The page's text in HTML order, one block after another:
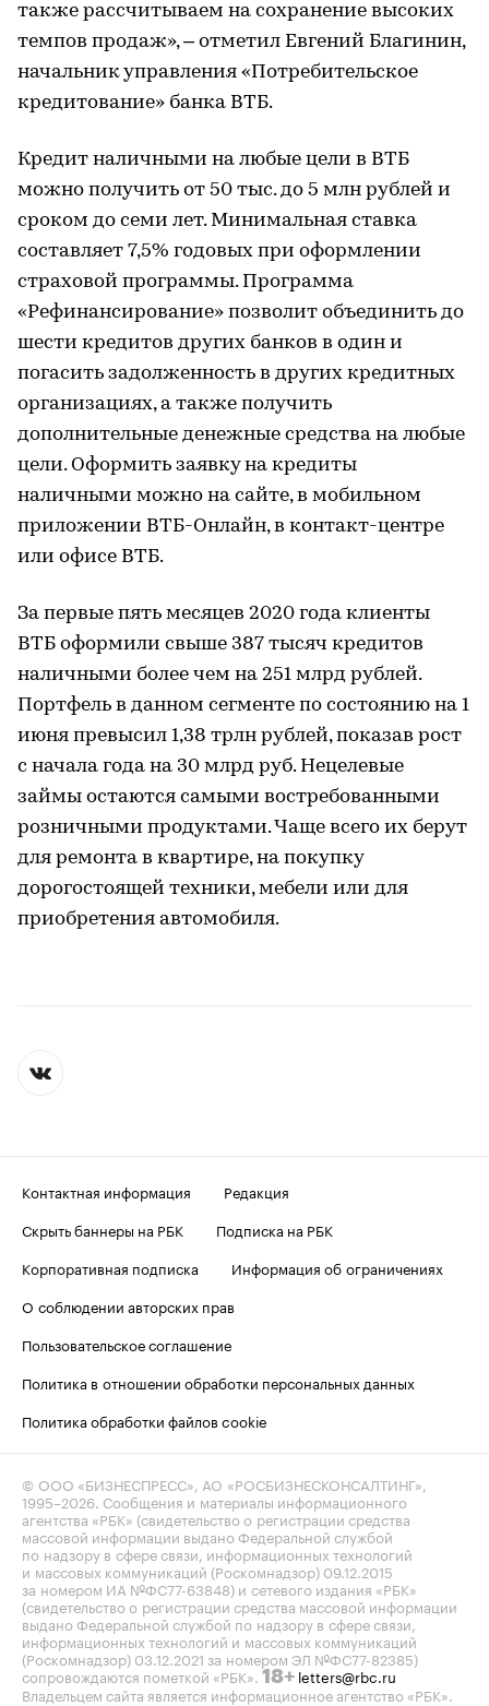
также рассчитываем на сохранение высоких
темпов продаж», – отметил Евгений Благинин,
начальник управления «Потребительское
кредитование» банка ВТБ.
Кредит наличными на любые цели в ВТБ
можно получить от 50 тыс. до 5 млн рублей и
сроком до семи лет. Минимальная ставка
составляет 7,5% годовых при оформлении
страховой программы. Программа
«Рефинансирование» позволит объединить до
шести кредитов других банков в один и
погасить задолженность в других кредитных
организациях, а также получить
дополнительные денежные средства на любые
цели. Оформить заявку на кредиты
наличными можно на сайте, в мобильном
приложении ВТБ-Онлайн, в контакт-центре
или офисе ВТБ.
За первые пять месяцев 2020 года клиенты
ВТБ оформили свыше 387 тысяч кредитов
наличными более чем на 251 млрд рублей.
Портфель в данном сегменте по состоянию на 1
июня превысил 1,38 трлн рублей, показав рост
с начала года на 30 млрд руб. Нецелевые
займы остаются самыми востребованными
розничными продуктами. Чаще всего их берут
для ремонта в квартире, на покупку
дорогостоящей техники, мебели или для
приобретения автомобиля.
Контактная информация
Редакция
Скрыть баннеры на РБК
Подписка на РБК
Корпоративная подписка
Информация об ограничениях
О соблюдении авторских прав
Пользовательское соглашение
Политика в отношении обработки персональных данных
Политика обработки файлов cookie
© ООО «БИЗНЕСПРЕСС», АО «РОСБИЗНЕСКОНСАЛТИНГ»,
1995–2026. Сообщения и материалы информационного
агентства «РБК» (свидетельство о регистрации средства
массовой информации выдано Федеральной службой
по надзору в сфере связи, информационных технологий
и массовых коммуникаций (Роскомнадзор) 09.12.2015
за номером ИА №ФС77-63848) и сетевого издания «РБК»
(свидетельство о регистрации средства массовой информации
выдано Федеральной службой по надзору в сфере связи,
информационных технологий и массовых коммуникаций
(Роскомнадзор) 03.12.2021 за номером ЭЛ №ФС77-82385)
сопровождаются пометкой «РБК». 18+ letters@rbc.ru
Владельцем сайта является информационное агентство «РБК».